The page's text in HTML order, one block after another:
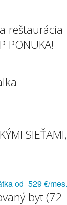
reštaurácia
PONUKA!
SIEŤAMI,
od 529 €/mes.
byt (72